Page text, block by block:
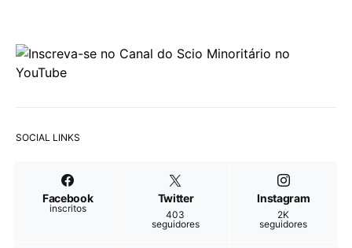
SOCIAL LINKS
Facebook
inscritos
Twitter
403
seguidores
Instagram
2K
seguidores